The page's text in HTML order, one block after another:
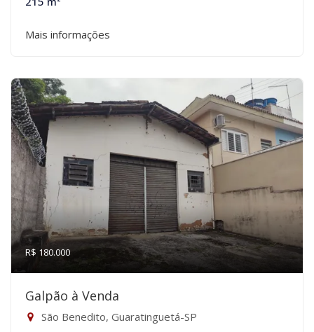
Mais informações
R$ 180.000
Galpão à Venda
São Benedito, Guaratinguetá-SP